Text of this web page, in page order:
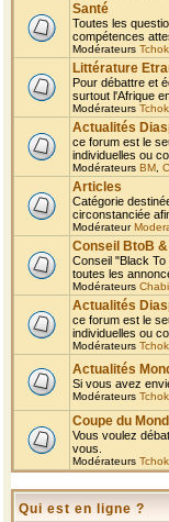
Santé
Toutes les
compétences
Modérateurs
Littérature
Pour débattre et
surtout l'Afrique
Modérateurs
Actualités
ce forum est le
individuelles ou
Modérateurs BM
Articles
Catégorie
circonstanciée
Modérateur
Conseil BtoB
Conseil "Black
toutes les
Modérateurs
Actualités
ce forum est le
individuelles ou
Modérateurs
Actualités
Si vous avez
Modérateurs
Coupe du
Vous voulez
vous.
Modérateurs
Qui est en ligne ?